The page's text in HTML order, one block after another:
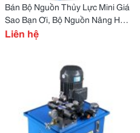
Bán Bộ Nguồn Thủy Lực Mini Giá
Sao Bạn Ơi, Bộ Nguồn Nâng Hạ
Hàng Hóa, Bộ Nguồn Thủy Lực
Liên hệ